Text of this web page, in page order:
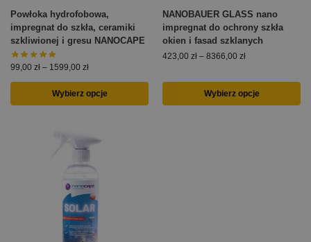
Powłoka hydrofobowa,
impregnat do szkła, ceramiki
szkliwionej i gresu NANOCAPE
99,00 zł – 1599,00 zł
Wybierz opcje
NANOBAUER GLASS nano
impregnat do ochrony szkła
okien i fasad szklanych
423,00 zł – 8366,00 zł
Wybierz opcje